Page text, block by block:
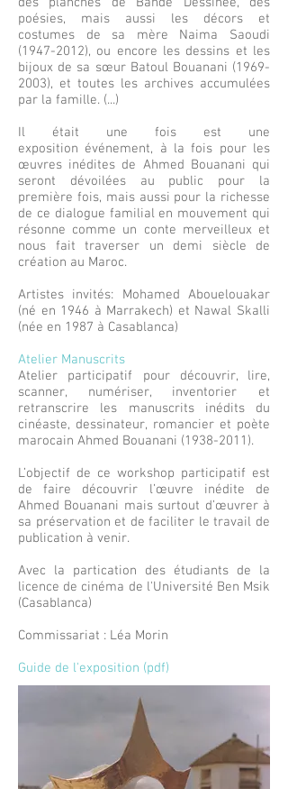
poésies, mais aussi les décors et
costumes de sa mère Naima Saoudi
(1947-2012), ou encore les dessins et les
bijoux de sa sœur Batoul Bouanani (1969-
2003), et toutes les archives accumulées
par la famille. (...)
Il était une fois est une
exposition événement, à la fois pour les
œuvres inédites de Ahmed Bouanani qui
seront dévoilées au public pour la
première fois, mais aussi pour la richesse
de ce dialogue familial en mouvement qui
résonne comme un conte merveilleux et
nous fait traverser un demi siècle de
création au Maroc.
Artistes invités: Mohamed Abouelouakar
(né en 1946 à Marrakech) et Nawal Skalli
(née en 1987 à Casablanca)
Atelier Manuscrits
Atelier participatif pour découvrir, lire,
scanner, numériser, inventorier et
retranscrire les manuscrits inédits du
cinéaste, dessinateur, romancier et poète
marocain Ahmed Bouanani (1938-2011).
L’objectif de ce workshop participatif est
de faire découvrir l’œuvre inédite de
Ahmed Bouanani mais surtout d’œuvrer à
sa préservation et de faciliter le travail de
publication à venir.
Avec la partication des étudiants de la
licence de cinéma de l'Université Ben Msik
(Casablanca)
Commissariat : Léa Morin
Guide de l'exposition (pdf)